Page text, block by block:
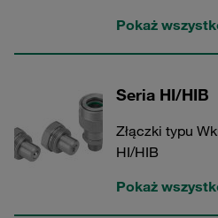
Pokaż
Seria HI/HIB
Złączki typu
HI/HIB
Pokaż